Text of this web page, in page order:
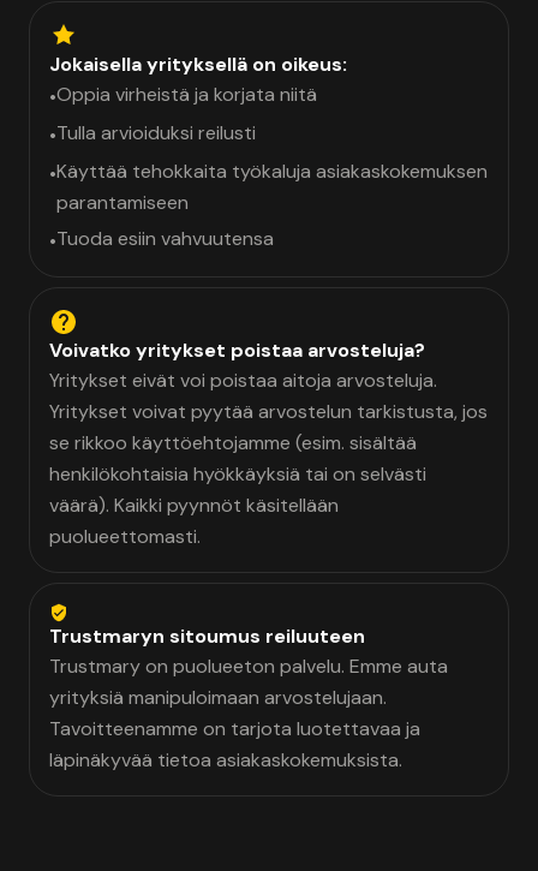
Jokaisella yrityksellä on oikeus:
•Oppia virheistä ja korjata niitä
•Tulla arvioiduksi reilusti
•Käyttää tehokkaita työkaluja asiakaskokemuksen
parantamiseen
•Tuoda esiin vahvuutensa
Voivatko yritykset poistaa arvosteluja?
Yritykset eivät voi poistaa aitoja arvosteluja.
Yritykset voivat pyytää arvostelun tarkistusta, jos
se rikkoo käyttöehtojamme (esim. sisältää
henkilökohtaisia hyökkäyksiä tai on selvästi
väärä). Kaikki pyynnöt käsitellään
puolueettomasti.
Trustmaryn sitoumus reiluuteen
Trustmary on puolueeton palvelu. Emme auta
yrityksiä manipuloimaan arvostelujaan.
Tavoitteenamme on tarjota luotettavaa ja
läpinäkyvää tietoa asiakaskokemuksista.